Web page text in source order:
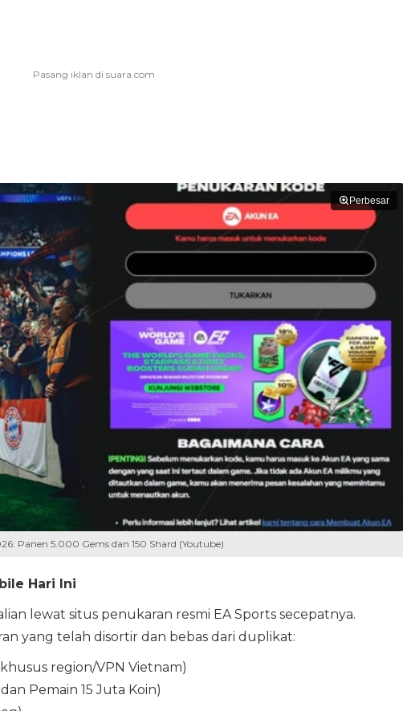
Perbesar
Panen 5.000 Gems dan 150 Shard (Youtube)
Hari Ini
lewat situs penukaran resmi EA Sports secepatnya.
yang telah disortir dan bebas dari duplikat:
region/VPN Vietnam)
Pemain 15 Juta Koin)